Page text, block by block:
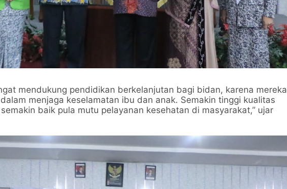
mendukung pendidikan berkelanjutan bagi bidan, karena mereka
menjaga keselamatan ibu dan anak. Semakin tinggi kualitas
baik pula mutu pelayanan kesehatan di masyarakat,” ujar